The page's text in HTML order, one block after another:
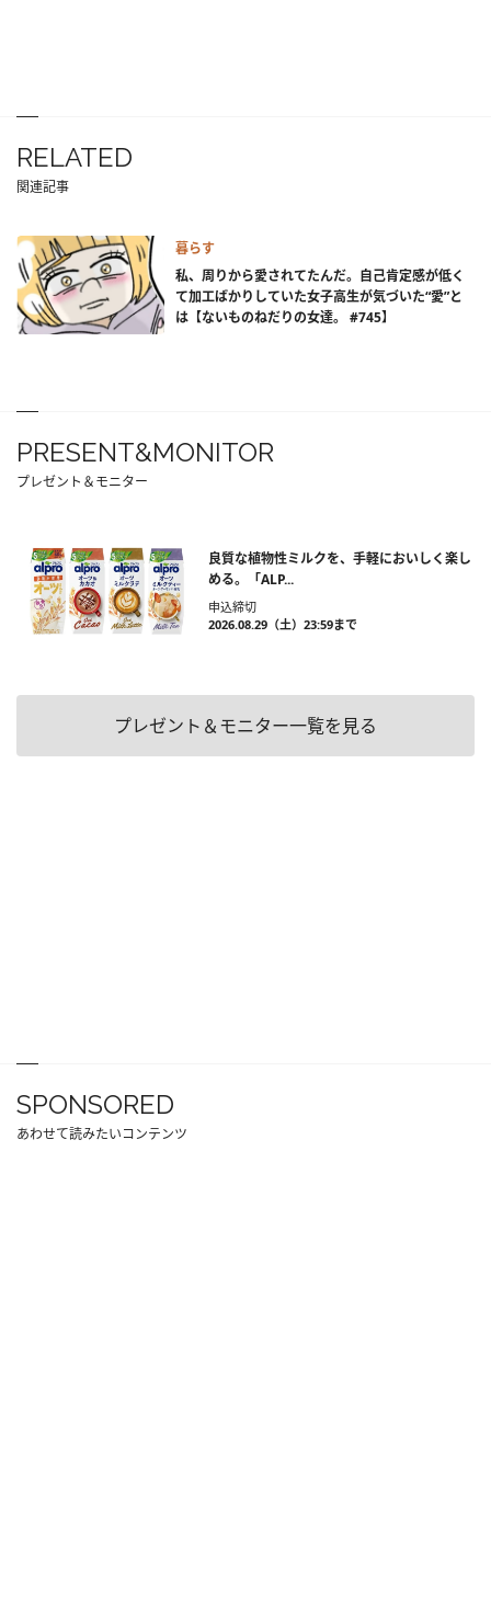
RELATED
関連記事
暮らす
私、周りから愛されてたんだ。自己肯定感が低く
て加工ばかりしていた女子高生が気づいた“愛”と
は【ないものねだりの女達。 #745】
PRESENT&MONITOR
プレゼント＆モニター
良質な植物性ミルクを、手軽においしく楽し
める。「ALP...
申込締切
2026.08.29（土）23:59まで
プレゼント＆モニター一覧を見る
SPONSORED
あわせて読みたいコンテンツ